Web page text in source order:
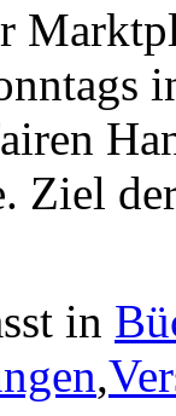
Ziel
in
,